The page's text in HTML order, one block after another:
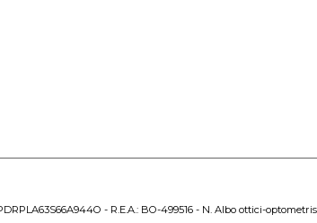
- R.E.A.: BO-499516 - N. Albo ottici-